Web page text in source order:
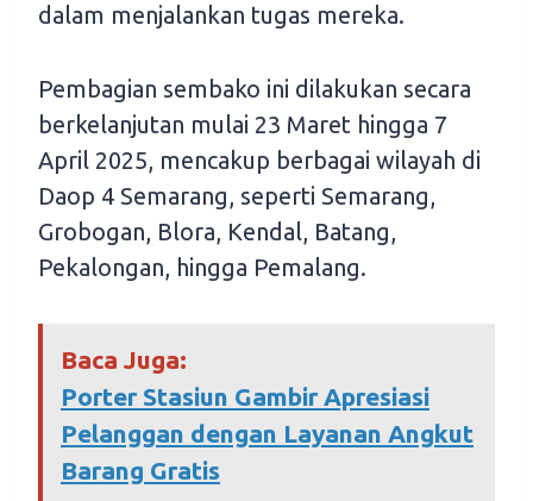
dalam menjalankan tugas mereka.
Pembagian sembako ini dilakukan secara
berkelanjutan mulai 23 Maret hingga 7
April 2025, mencakup berbagai wilayah di
Daop 4 Semarang, seperti Semarang,
Grobogan, Blora, Kendal, Batang,
Pekalongan, hingga Pemalang.
Baca Juga:
Porter Stasiun Gambir Apresiasi
Pelanggan dengan Layanan Angkut
Barang Gratis